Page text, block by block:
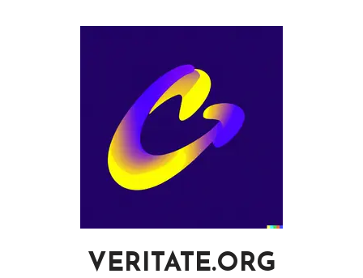
VERITATE.ORG